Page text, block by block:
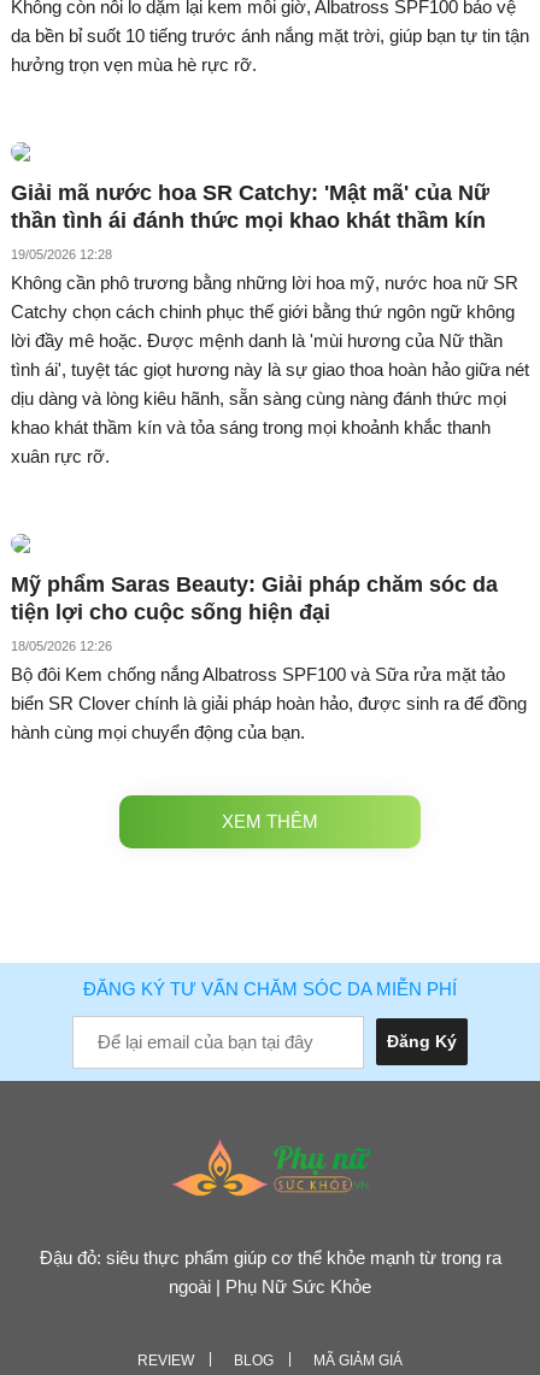
Không còn nỗi lo dặm lại kem mỗi giờ, Albatross SPF100 bảo vệ
da bền bỉ suốt 10 tiếng trước ánh nắng mặt trời, giúp bạn tự tin tận
hưởng trọn vẹn mùa hè rực rỡ.
Giải mã nước hoa SR Catchy: 'Mật mã' của Nữ
thần tình ái đánh thức mọi khao khát thầm kín
19/05/2026 12:28
Không cần phô trương bằng những lời hoa mỹ, nước hoa nữ SR
Catchy chọn cách chinh phục thế giới bằng thứ ngôn ngữ không
lời đầy mê hoặc. Được mệnh danh là 'mùi hương của Nữ thần
tình ái', tuyệt tác giọt hương này là sự giao thoa hoàn hảo giữa nét
dịu dàng và lòng kiêu hãnh, sẵn sàng cùng nàng đánh thức mọi
khao khát thầm kín và tỏa sáng trong mọi khoảnh khắc thanh
xuân rực rỡ.
Mỹ phẩm Saras Beauty: Giải pháp chăm sóc da
tiện lợi cho cuộc sống hiện đại
18/05/2026 12:26
Bộ đôi Kem chống nắng Albatross SPF100 và Sữa rửa mặt tảo
biển SR Clover chính là giải pháp hoàn hảo, được sinh ra để đồng
hành cùng mọi chuyển động của bạn.
XEM THÊM
ĐĂNG KÝ TƯ VẤN CHĂM SÓC DA MIỄN PHÍ
Đậu đỏ: siêu thực phẩm giúp cơ thể khỏe mạnh từ trong ra
ngoài | Phụ Nữ Sức Khỏe
REVIEW BLOG MÃ GIẢM GIÁ